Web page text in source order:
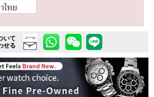
条件で商品を絞り込む
詳細検索はこちら
ご利用ガイド
いて
せる
メール